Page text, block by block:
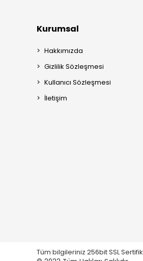
Kurumsal
Hakkımızda
Gizlilik Sözleşmesi
Kullanıcı Sözleşmesi
İletişim
Tüm bilgileriniz 256bit SSL